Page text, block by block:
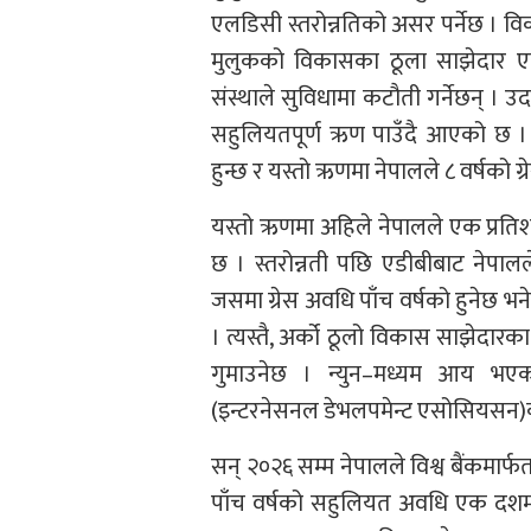
एलडिसी स्तरोन्नतिको असर पर्नेछ ।
मुलुकको विकासका ठूला साझेदार
संस्थाले सुविधामा कटौती गर्नेछन् ।
सहुलियतपूर्ण ऋण पाउँदै आएको छ ।
हुन्छ र यस्तो ऋणमा नेपालले ८ वर्षको
यस्तो ऋणमा अहिले नेपालले एक
छ । स्तरोन्नती पछि एडीबीबाट
जसमा ग्रेस अवधि पाँच वर्षको हुनेछ
। त्यस्तै, अर्को ठूलो विकास
गुमाउनेछ । न्युन–मध्यम आय
(इन्टरनेसनल डेभलपमेन्ट
सन् २०२६ सम्म नेपालले विश्व
पाँच वर्षको सहुलियत अवधि एक